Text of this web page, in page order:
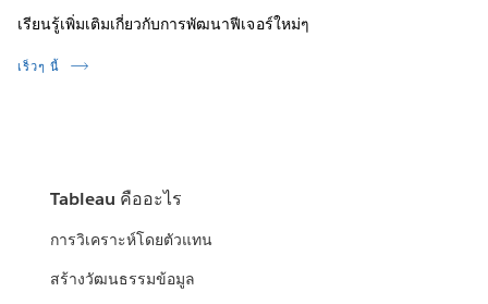
เรียนรู้เพิ่มเติมเกี่ยวกับการพัฒนาฟีเจอร์ใหม่ๆ
เร็วๆ นี้
Tableau คืออะไร
การวิเคราะห์โดยตัวแทน
สร้างวัฒนธรรมข้อมูล